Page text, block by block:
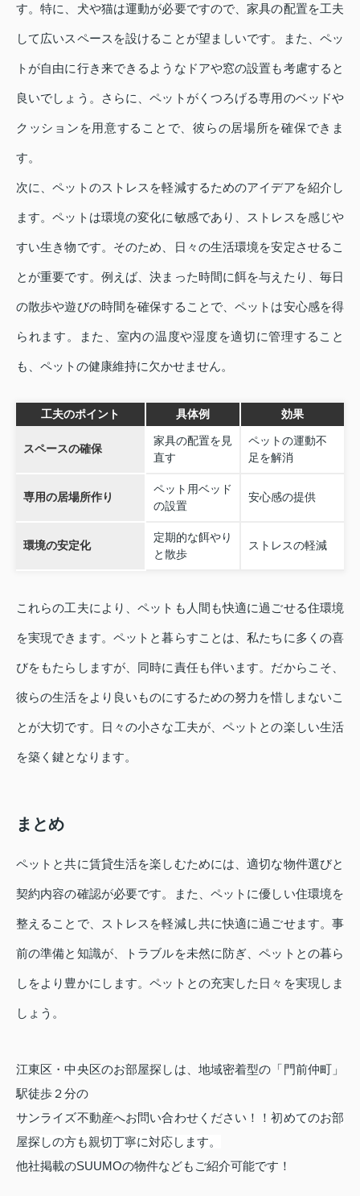
す。特に、犬や猫は運動が必要ですので、家具の配置を工夫
して広いスペースを設けることが望ましいです。また、ペッ
トが自由に行き来できるようなドアや窓の設置も考慮すると
良いでしょう。さらに、ペットがくつろげる専用のベッドや
クッションを用意することで、彼らの居場所を確保できま
す。
次に、ペットのストレスを軽減するためのアイデアを紹介し
ます。ペットは環境の変化に敏感であり、ストレスを感じや
すい生き物です。そのため、日々の生活環境を安定させるこ
とが重要です。例えば、決まった時間に餌を与えたり、毎日
の散歩や遊びの時間を確保することで、ペットは安心感を得
られます。また、室内の温度や湿度を適切に管理すること
も、ペットの健康維持に欠かせません。
工夫のポイント 具体例 効果
スペースの確保
家具の配置を見
直す
ペットの運動不
足を解消
専用の居場所作り
ペット用ベッド
の設置
安心感の提供
環境の安定化
定期的な餌やり
と散歩
ストレスの軽減
これらの工夫により、ペットも人間も快適に過ごせる住環境
を実現できます。ペットと暮らすことは、私たちに多くの喜
びをもたらしますが、同時に責任も伴います。だからこそ、
彼らの生活をより良いものにするための努力を惜しまないこ
とが大切です。日々の小さな工夫が、ペットとの楽しい生活
を築く鍵となります。
まとめ
ペットと共に賃貸生活を楽しむためには、適切な物件選びと
契約内容の確認が必要です。また、ペットに優しい住環境を
整えることで、ストレスを軽減し共に快適に過ごせます。事
前の準備と知識が、トラブルを未然に防ぎ、ペットとの暮ら
しをより豊かにします。ペットとの充実した日々を実現しま
しょう。
江東区・中央区のお部屋探しは、地域密着型の「門前仲町」
駅徒歩２分の
サンライズ不動産へお問い合わせください！！初めてのお部
屋探しの方も親切丁寧に対応します。
他社掲載のSUUMOの物件などもご紹介可能です！